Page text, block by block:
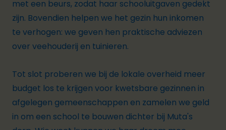
met een beurs, zodat haar schooluitgaven gedekt
zijn. Bovendien helpen we het gezin hun inkomen
te verhogen: we geven hen praktische adviezen
over veehouderij en tuinieren.
Tot slot proberen we bij de lokale overheid meer
budget los te krijgen voor kwetsbare gezinnen in
afgelegen gemeenschappen en zamelen we geld
in om een school te bouwen dichter bij Muta's